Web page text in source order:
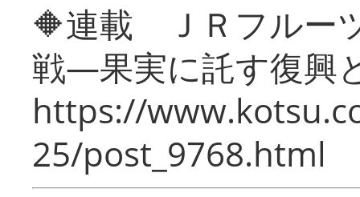
🔶連載 ＪＲフルー
戦―果実に託す復興
https://
25/post_9768.html